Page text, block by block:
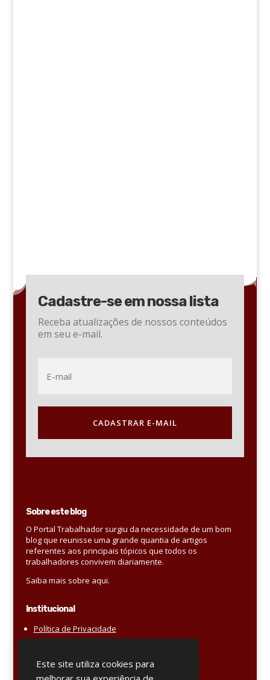
Cadastre-se em nossa lista
Receba atualizações de nossos conteúdos
em seu e-mail.
CADASTRAR E-MAIL
Sobre este blog
O Portal Trabalhador surgiu da necessidade de um bom
blog que reunisse uma grande quantia de artigos
referentes aos principais tópicos que todos os
trabalhadores convivem diariamente.
Saiba mais sobre aqui.
Institucional
Política de Privacidade
Expediente
Sobre o site
Este site utiliza cookies para